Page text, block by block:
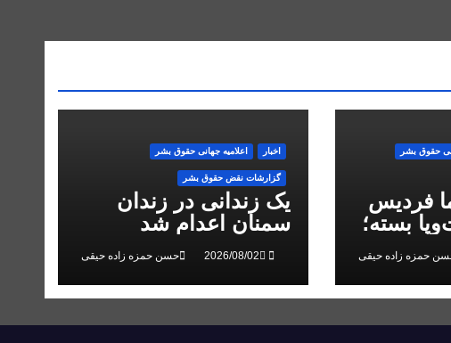
حقوق بشر
فردیس
بسته؛
ملی در
حمزه زاده حیقی
اخبار اعلاميه جهانی حقوق بشر
گزارشات نقض حقوق بشر
یک زندانی در زندان
سمنان اعدام شد
حسن حمزه زاده حیقی